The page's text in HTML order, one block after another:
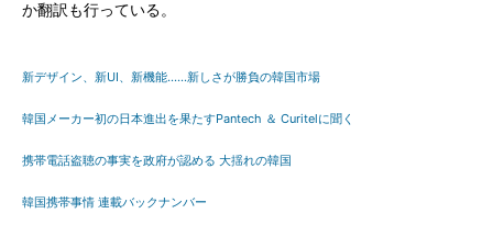
か翻訳も行っている。
新デザイン、新UI、新機能……新しさが勝負の韓国市場
韓国メーカー初の日本進出を果たすPantech ＆ Curitelに聞く
携帯電話盗聴の事実を政府が認める 大揺れの韓国
韓国携帯事情 連載バックナンバー